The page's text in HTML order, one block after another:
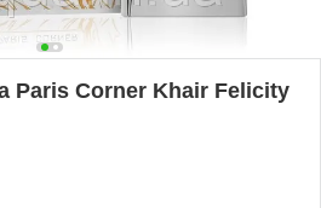
Paris Corner Khair Felicity